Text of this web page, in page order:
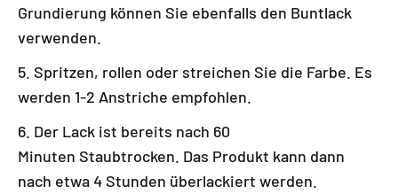
Grundierung können Sie ebenfalls den Buntlack
verwenden.
Spritzen, rollen oder streichen Sie die Farbe. Es
werden 1-2 Anstriche empfohlen.
Der Lack ist bereits nach 60
Minuten Staubtrocken. Das Produkt kann dann
nach etwa 4 Stunden überlackiert werden.